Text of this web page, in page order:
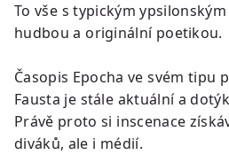
To vše s typickým
hudbou a originální poetikou.
Časopis Epocha ve svém tipu
Fausta je stále aktuální a
Právě proto si inscenace
diváků, ale i médií.